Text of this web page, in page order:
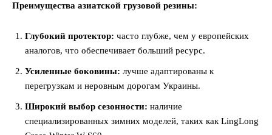
Преимущества азиатской грузовой резины:
Глубокий протектор: часто глубже, чем у европейских
аналогов, что обеспечивает больший ресурс.
Усиленные боковины: лучше адаптированы к
перегрузкам и неровным дорогам Украины.
Широкий выбор сезонности: наличие
специализированных зимних моделей, таких как LingLong